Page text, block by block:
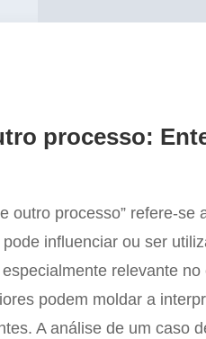
processo:
outro processo” refere-
influenciar ou ser
relevante
podem moldar a
A análise de um caso